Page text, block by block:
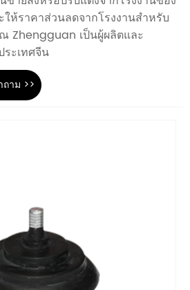
ให้ราคาส่วนลดจากโรงงานสำหรับ
Zhengguan เป็นผู้ผลิตและ
ะเทศจีน
ถาม >>